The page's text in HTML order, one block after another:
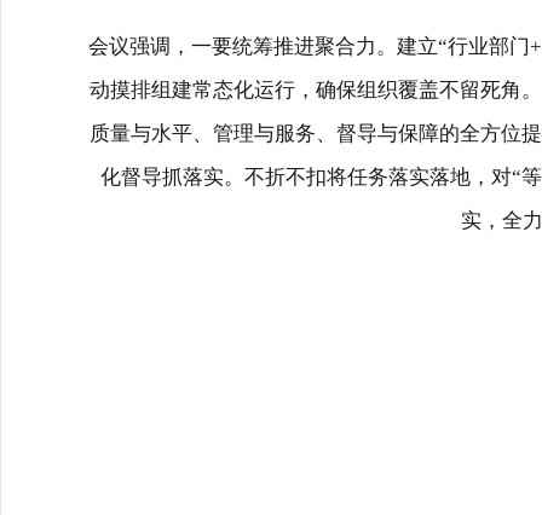
会议强调，一要统筹推进聚合力。建立“行业部门
动摸排组建常态化运行，确保组织覆盖不留死角
质量与水平、管理与服务、督导与保障的全方位
化督导抓落实。不折不扣将任务落实落地，对“
实，全